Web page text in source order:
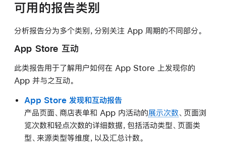
可用的报告类别
分析报告分为多个类别，分别关注 App 周期的不同部分。
App Store 互动
此类报告用于了解用户如何在 App Store 上发现你的
App 并与之互动。
App Store 发现和互动报告
产品页面、商店表单和 App 内活动的展示次数、页面浏
览次数和轻点次数的详细数据，包括活动类型、页面类
型、来源类型等维度，以及汇总计数。